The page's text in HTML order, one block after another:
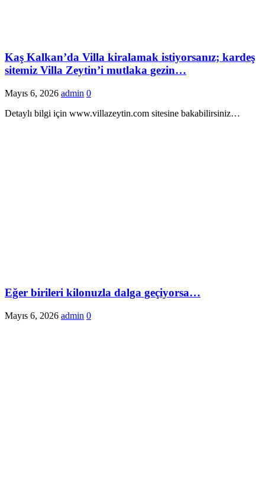
Kaş Kalkan’da Villa kiralamak istiyorsanız; kardeş
sitemiz Villa Zeytin’i mutlaka gezin…
Mayıs 6, 2026 admin 0
Detaylı bilgi için www.villazeytin.com sitesine bakabilirsiniz…
Eğer birileri kilonuzla dalga geçiyorsa…
Mayıs 6, 2026 admin 0